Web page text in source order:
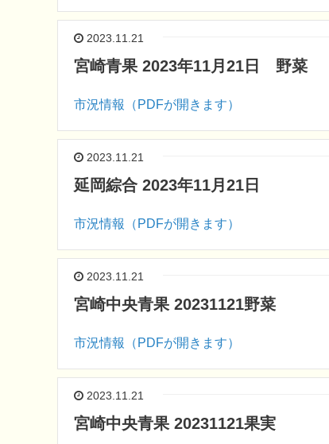
2023.11.21
宮崎青果 2023年11月21日 野菜
市況情報（PDFが開きます）
2023.11.21
延岡綜合 2023年11月21日
市況情報（PDFが開きます）
2023.11.21
宮崎中央青果 20231121野菜
市況情報（PDFが開きます）
2023.11.21
宮崎中央青果 20231121果実